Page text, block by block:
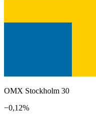
OMX Stockholm 30
−0,12%